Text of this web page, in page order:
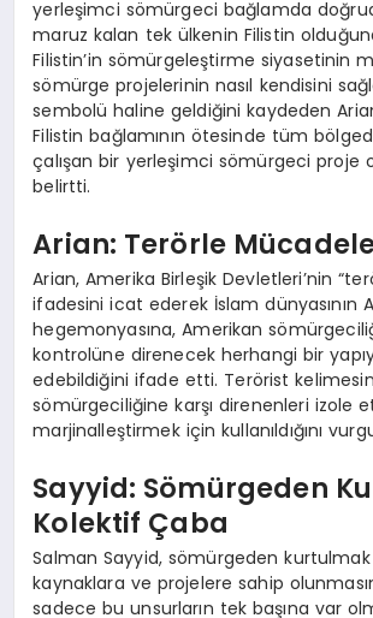
yerleşimci sömürgeci bağlamda
maruz kalan tek ülkenin Filistin
Filistin’in sömürgeleştirme siyasetinin
sömürge projelerinin nasıl kendisini
sembolü haline geldiğini kaydeden
Filistin bağlamının ötesinde tüm
çalışan bir yerleşimci sömürgeci proje
belirtti.
Arian: Terörle
Arian, Amerika Birleşik Devletleri’nin
ifadesini icat ederek İslam dünyasının
hegemonyasına, Amerikan
kontrolüne direnecek herhangi bir
edebildiğini ifade etti. Terörist
sömürgeciliğine karşı direnenleri izole
marjinalleştirmek için kullanıldığını
Sayyid: Sömürgeden
Kolektif Çaba
Salman Sayyid, sömürgeden
kaynaklara ve projelere sahip
sadece bu unsurların tek başına var